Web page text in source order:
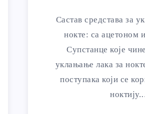
Састав средстава за
нокте: са ацетоном
Супстанце које
уклањање лака за
поступака који се